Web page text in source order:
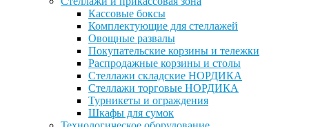
Кассовые боксы
Комплектующие для стеллажей
Овощные развалы
Покупательские корзины и тележки
Распродажные корзины и столы
Стеллажи складские НОРДИКА
Стеллажи торговые НОРДИКА
Турникеты и ограждения
Шкафы для сумок